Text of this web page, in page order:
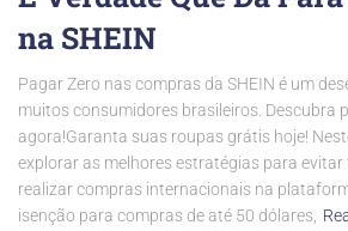
na SHEIN
Pagar Zero nas compras da SHEIN é um
muitos consumidores brasileiros. Descubra
agora!Garanta suas roupas grátis hoje!
explorar as melhores estratégias para
realizar compras internacionais na
isenção para compras de até 50 dólares,